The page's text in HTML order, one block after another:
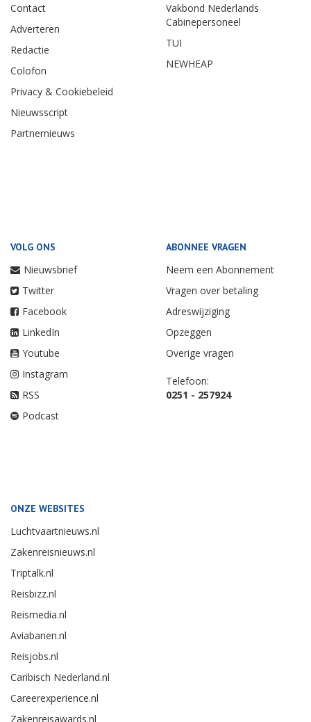
Contact
Adverteren
Redactie
Colofon
Privacy & Cookiebeleid
Nieuwsscript
Partnernieuws
Vakbond Nederlands
Cabinepersoneel
TUI
NEWHEAP
VOLG ONS
Nieuwsbrief
Twitter
Facebook
LinkedIn
Youtube
Instagram
RSS
Podcast
ABONNEE VRAGEN
Neem een Abonnement
Vragen over betaling
Adreswijziging
Opzeggen
Overige vragen
Telefoon:
0251 - 257924
ONZE WEBSITES
Luchtvaartnieuws.nl
Zakenreisnieuws.nl
Triptalk.nl
Reisbizz.nl
Reismedia.nl
Aviabanen.nl
Reisjobs.nl
Caribisch Nederland.nl
Careerexperience.nl
Zakenreisawards.nl